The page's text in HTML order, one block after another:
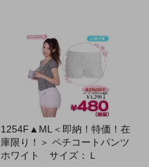
1254F▲ML＜即納！特価！在
庫限り！＞ ペチコートパンツ
ホワイト サイズ：Ｌ